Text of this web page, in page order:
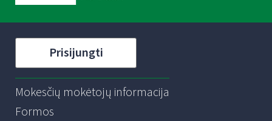
Prisijungti
Mokesčių mokėtojų informacija
Formos